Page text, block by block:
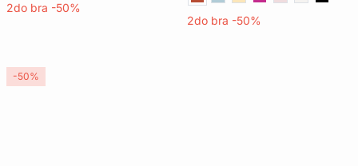
2do bra -50%
2do bra -50%
-50%